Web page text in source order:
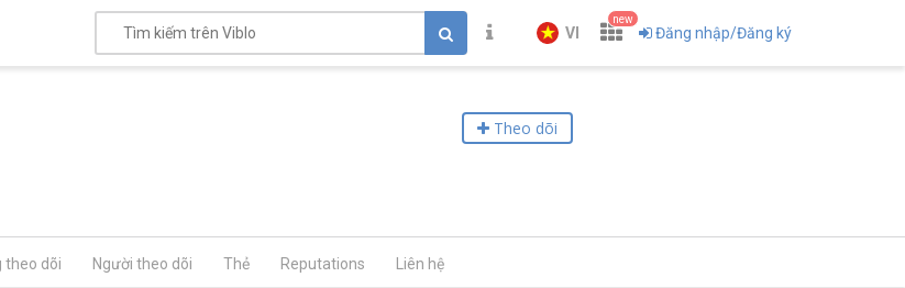
VI
new
Đăng nhập/Đăng ký
Theo dõi
theo dõi Người theo dõi Thẻ Reputations Liên hệ